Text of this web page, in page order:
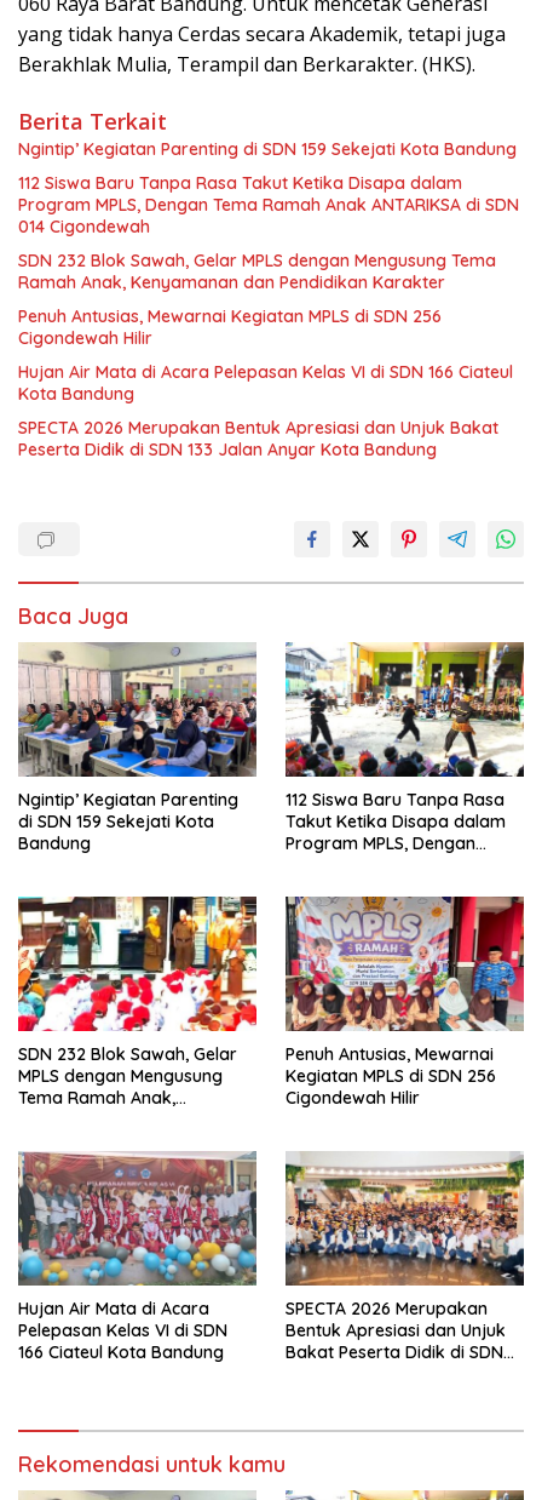
yang tidak hanya Cerdas secara Akademik, tetapi juga
Berakhlak Mulia, Terampil dan Berkarakter. (HKS).
Berita Terkait
Ngintip’ Kegiatan Parenting di SDN 159 Sekejati Kota Bandung
112 Siswa Baru Tanpa Rasa Takut Ketika Disapa dalam
Program MPLS, Dengan Tema Ramah Anak ANTARIKSA di SDN
014 Cigondewah
SDN 232 Blok Sawah, Gelar MPLS dengan Mengusung Tema
Ramah Anak, Kenyamanan dan Pendidikan Karakter
Penuh Antusias, Mewarnai Kegiatan MPLS di SDN 256
Cigondewah Hilir
Hujan Air Mata di Acara Pelepasan Kelas VI di SDN 166 Ciateul
Kota Bandung
SPECTA 2026 Merupakan Bentuk Apresiasi dan Unjuk Bakat
Peserta Didik di SDN 133 Jalan Anyar Kota Bandung
Baca Juga
Ngintip’ Kegiatan Parenting
di SDN 159 Sekejati Kota
Bandung
112 Siswa Baru Tanpa Rasa
Takut Ketika Disapa dalam
Program MPLS, Dengan
Cigondewah
SDN 232 Blok Sawah, Gelar
MPLS dengan Mengusung
Tema Ramah Anak,
Penuh Antusias, Mewarnai
Kegiatan MPLS di SDN 256
Cigondewah Hilir
Hujan Air Mata di Acara
Pelepasan Kelas VI di SDN
166 Ciateul Kota Bandung
SPECTA 2026 Merupakan
Bentuk Apresiasi dan Unjuk
Bakat Peserta Didik di SDN
Rekomendasi untuk kamu